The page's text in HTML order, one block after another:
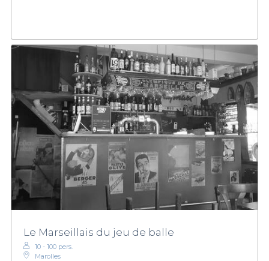
Le Marseillais du jeu de balle
10 - 100 pers.
Marolles